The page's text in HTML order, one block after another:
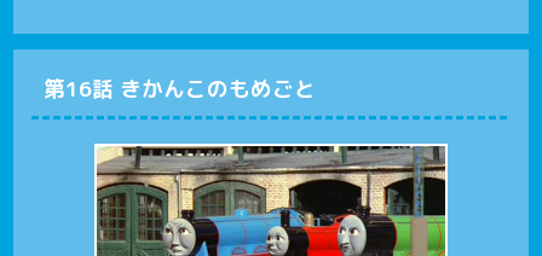
第16話 きかんこのもめごと